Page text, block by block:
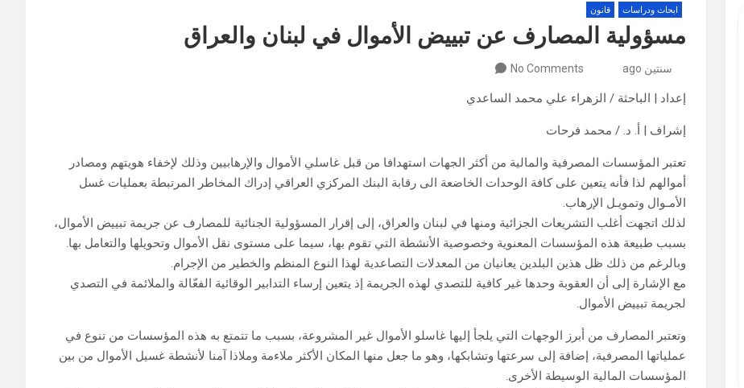
ابحاث ودراسات قانون
مسؤولية المصارف عن تبييض الأموال في لبنان والعراق
سنتين ago No Comments
إعداد | الباحثة / الزهراء علي محمد الساعدي
إشراف | أ. د. / محمد فرحات
تعتبر المؤسسات المصرفية والمالية من أكثر الجهات استهدافا من قبل غاسلي الأموال والإرهابيين وذلك لإخفاء هويتهم ومصادر
أموالهم لذا فأنه يتعين على كافة الوحدات الخاضعة الى رقابة البنك المركزي العراقي إدراك المخاطر المرتبطة بعمليات غسل
الأمـوال وتمويـل الإرهاب.
لذلك اتجهت أغلب التشريعات الجزائية ومنها في لبنان والعراق، إلى إقرار المسؤولية الجنائية للمصارف عن جريمة تبييض الأموال،
بسبب طبيعة هذه المؤسسات المعنوية وخصوصية الأنشطة التي تقوم بها، سيما على مستوى نقل الأموال وتحويلها والتعامل بها.
وبالرغم من ذلك ظل هذين البلدين يعانيان من المعدلات التصاعدية لهذا النوع المنظم والخطير من الإجرام.
مع الإشارة إلى أن العقوبة وحدها غير كافية للتصدي لهذه الجريمة إذ يتعين إرساء التدابير الوقائية الفعّالة والملائمة في التصدي
لجريمة تبييض الأموال.
وتعتبر المصارف من أبرز الوجهات التي يلجأ إليها غاسلو الأموال غير المشروعة، بسبب ما تتمتع به هذه المؤسسات من تنوع في
عملياتها المصرفية، إضافة إلى سرعتها وتشابكها، وهو ما جعل منها المكان الأكثر ملاءمة وملاذا آمنا لأنشطة غسيل الأموال من بين
المؤسسات المالية الوسيطة الأخرى.